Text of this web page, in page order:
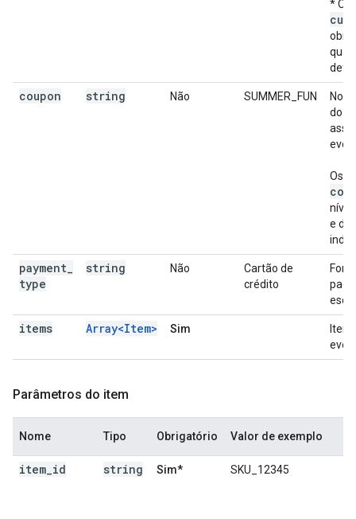
* O
coupon string Não SUMMER_FUN
do
Os
nível
e do
payment
type
string Não
Cartão de
crédito
items Array<Item> Sim
Parâmetros do item
Nome Tipo Obrigatório Valor de exemplo
item id string Sim* SKU_12345